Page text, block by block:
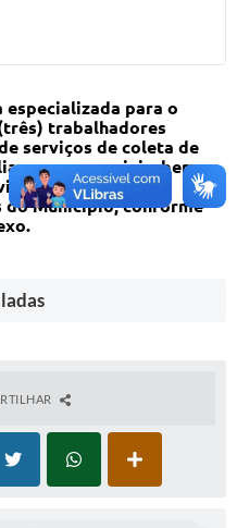
especializada para o
trabalhadores
serviços de coleta de
e comerciais, bem
gerais, visando
do Município, conforme